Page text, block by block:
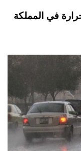
في المملكة